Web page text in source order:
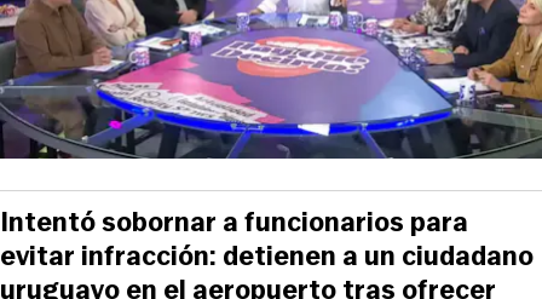
Intentó sobornar a funcionarios para
evitar infracción: detienen a un ciudadano
uruguayo en el aeropuerto tras ofrecer